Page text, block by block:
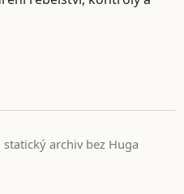
archiv bez Huga